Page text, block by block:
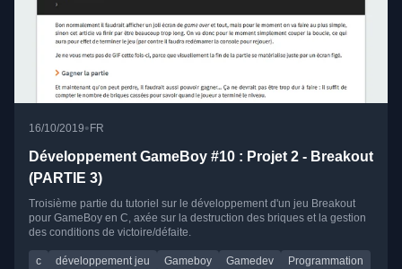
16/10/2019• FR
Développement GameBoy #10 : Projet 2 - Breakout
(PARTIE 3)
Troisième partie du tutoriel sur le développement d'un jeu Breakout
pour GameBoy en C, axée sur la destruction des briques et la gestion
des conditions de victoire/défaite.
c développement jeu Gameboy Gamedev Programmation